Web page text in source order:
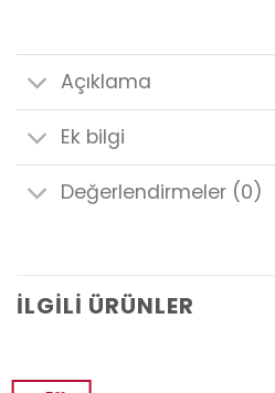
Açıklama
Ek bilgi
Değerlendirmeler (0)
İLGILI ÜRÜNLER